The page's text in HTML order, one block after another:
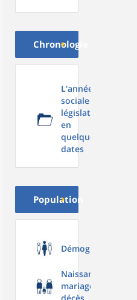
Chronologie
L'année
sociale et
législative
en
quelques
dates
Population
Démographie
Naissances,
mariages,